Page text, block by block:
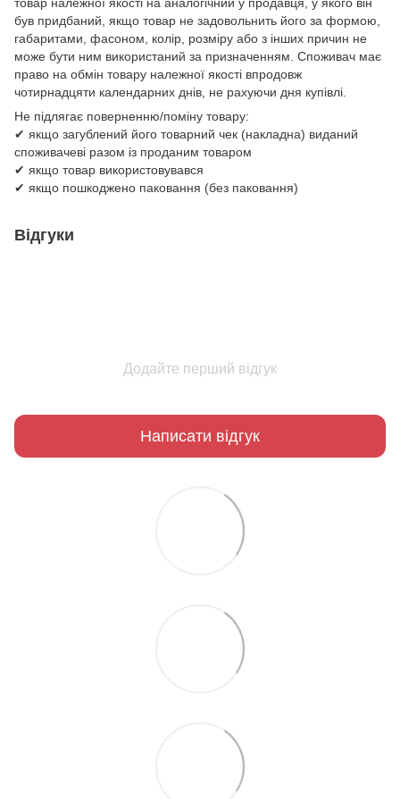
був придбаний, якщо товар не задовольнить його за формою,
габаритами, фасоном, колір, розміру або з інших причин не
може бути ним використаний за призначенням. Споживач має
право на обмін товару належної якості впродовж
чотирнадцяти календарних днів, не рахуючи дня купівлі.
Не підлягає поверненню/поміну товару:
✔ якщо загублений його товарний чек (накладна) виданий
споживачеві разом із проданим товаром
✔ якщо товар використовувався
✔ якщо пошкоджено паковання (без паковання)
Відгуки
Додайте перший відгук
Написати відгук